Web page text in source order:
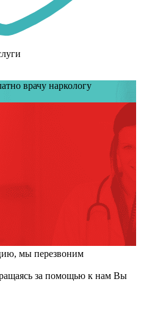
врачу наркологу
мы перезвоним
за помощью к нам Вы